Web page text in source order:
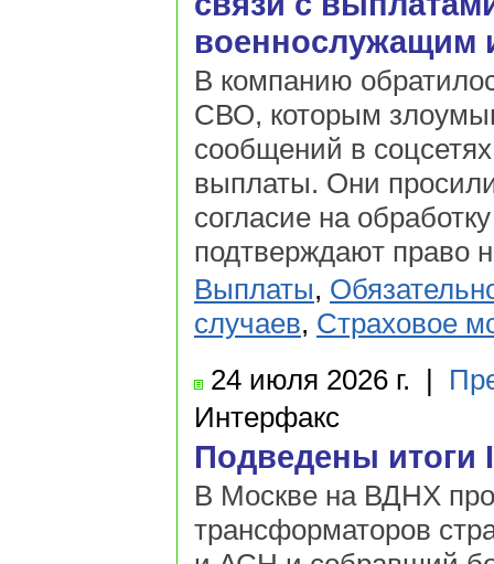
военнослужащим
В компанию
СВО, которым
сообщений в
выплаты. Они
согласие на
подтверждают право
Выплаты,
случаев, Страховое
24 июля 2026 г. |
Интерфакс
Подведены итоги
В Москве на ВДНХ
трансформаторов